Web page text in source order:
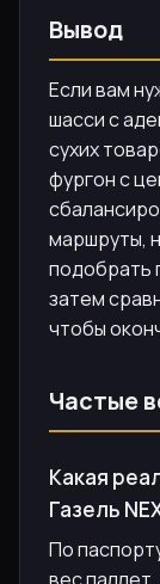
Вывод
Если вам
шасси с
сухих
фургон с
маршруты,
подобрать
затем
чтобы
Частые
Какая
Газель
По